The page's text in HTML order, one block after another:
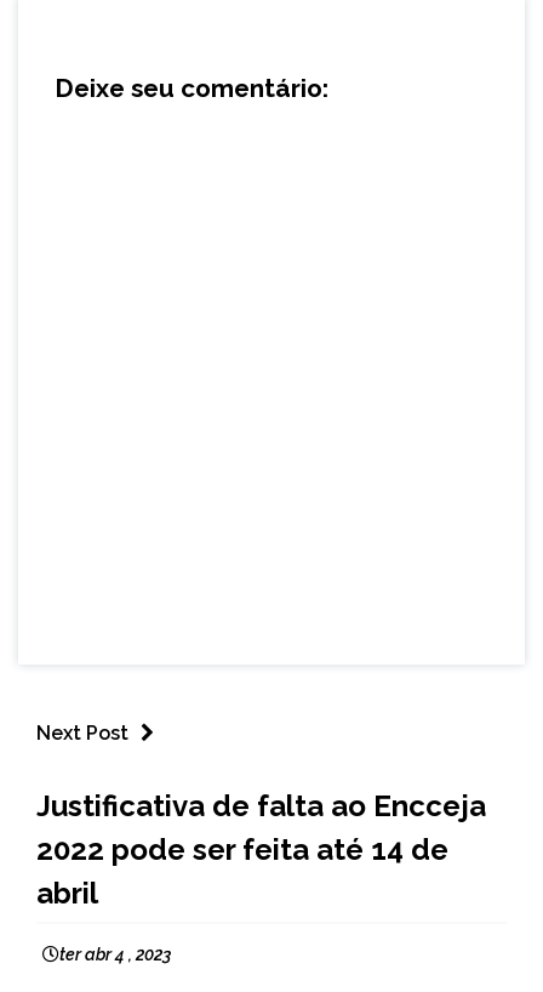
Deixe seu comentário:
Next Post
NOTÍCIAS
Justificativa de falta ao Encceja
2022 pode ser feita até 14 de
abril
ter abr 4 , 2023